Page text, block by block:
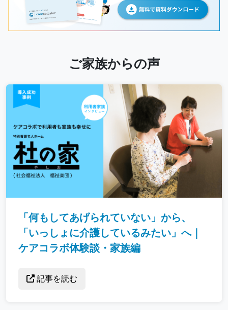
ご家族からの声
「何もしてあげられていない」から、
「いっしょに介護しているみたい」へ｜
ケアコラボ体験談・家族編
記事を読む